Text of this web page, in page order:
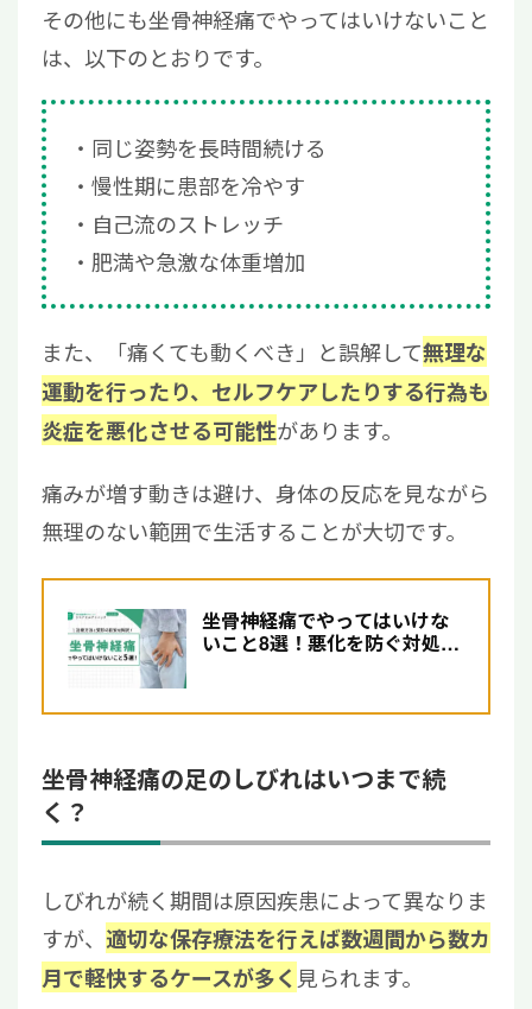
その他にも坐骨神経痛でやってはいけないこと
は、以下のとおりです。
同じ姿勢を長時間続ける
慢性期に患部を冷やす
自己流のストレッチ
肥満や急激な体重増加
また、「痛くても動くべき」と誤解して無理な
運動を行ったり、セルフケアしたりする行為も
炎症を悪化させる可能性があります。
痛みが増す動きは避け、身体の反応を見ながら
無理のない範囲で生活することが大切です。
坐骨神経痛でやってはいけな
いこと8選！悪化を防ぐ対処法
坐骨神経痛の足のしびれはいつまで続
く？
しびれが続く期間は原因疾患によって異なりま
すが、 適切な保存療法を行えば数週間から数カ
月で軽快するケースが多く 見られます。